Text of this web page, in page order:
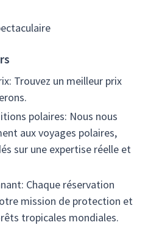
Trouvez un meilleur prix
polaires: Nous nous
aux voyages polaires,
sur une expertise réelle et
Chaque réservation
mission de protection et
tropicales mondiales.